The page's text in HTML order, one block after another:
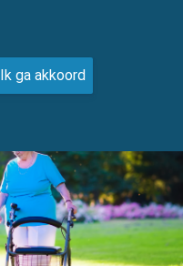
Ik ga akkoord